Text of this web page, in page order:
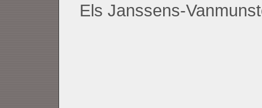
Els Janssens-